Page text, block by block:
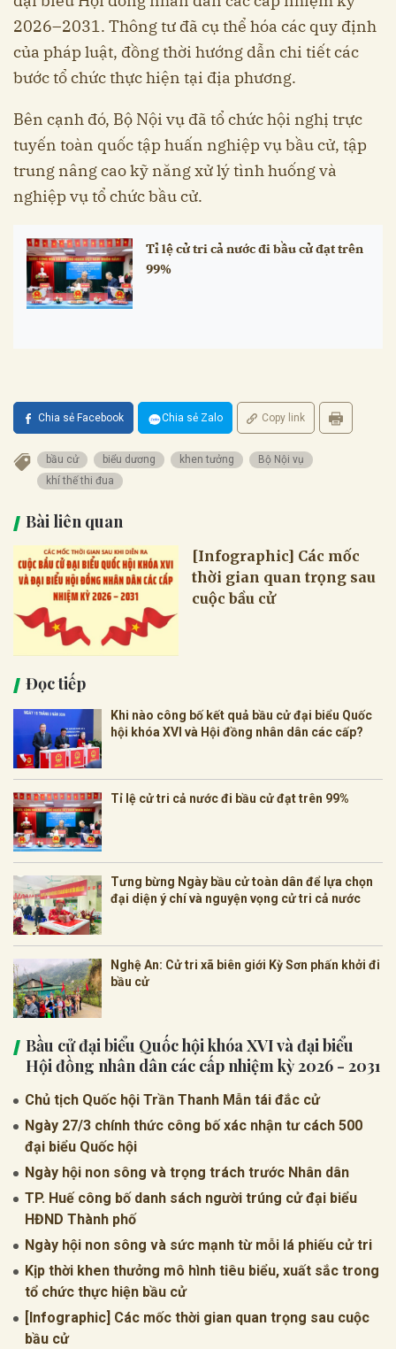
2026–2031. Thông tư đã cụ thể hóa các quy định
của pháp luật, đồng thời hướng dẫn chi tiết các
bước tổ chức thực hiện tại địa phương.
Bên cạnh đó, Bộ Nội vụ đã tổ chức hội nghị trực
tuyến toàn quốc tập huấn nghiệp vụ bầu cử, tập
trung nâng cao kỹ năng xử lý tình huống và
nghiệp vụ tổ chức bầu cử.
Tỉ lệ cử tri cả nước đi bầu cử đạt trên
99%
Chia sẻ Facebook Chia sẻ Zalo Copy link
bầu cử biểu dương khen tưởng
Bộ Nội vụ
khí thế thi đua
Bài liên quan
[Infographic] Các mốc
thời gian quan trọng sau
cuộc bầu cử
Đọc tiếp
Khi nào công bố kết quả bầu cử đại biểu Quốc
hội khóa XVI và Hội đồng nhân dân các cấp?
Tỉ lệ cử tri cả nước đi bầu cử đạt trên 99%
Tưng bừng Ngày bầu cử toàn dân để lựa chọn
đại diện ý chí và nguyện vọng cử tri cả nước
Nghệ An: Cử tri xã biên giới Kỳ Sơn phấn khởi đi
bầu cử
Bầu cử đại biểu Quốc hội khóa XVI và đại biểu
Hội đồng nhân dân các cấp nhiệm kỳ 2026 - 2031
Chủ tịch Quốc hội Trần Thanh Mẫn tái đắc cử
Ngày 27/3 chính thức công bố xác nhận tư cách 500
đại biểu Quốc hội
Ngày hội non sông và trọng trách trước Nhân dân
TP. Huế công bố danh sách người trúng cử đại biểu
HĐND Thành phố
Ngày hội non sông và sức mạnh từ mỗi lá phiếu cử tri
Kịp thời khen thưởng mô hình tiêu biểu, xuất sắc trong
tổ chức thực hiện bầu cử
[Infographic] Các mốc thời gian quan trọng sau cuộc
bầu cử